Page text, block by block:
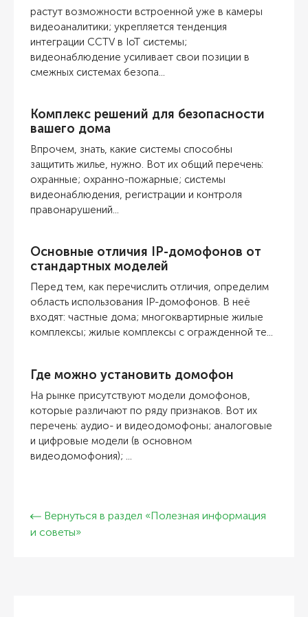
растут возможности встроенной уже в камеры
видеоаналитики; укрепляется тенденция
интеграции CCTV в IoT системы;
видеонаблюдение усиливает свои позиции в
смежных системах безопа...
Комплекс решений для безопасности
вашего дома
Впрочем, знать, какие системы способны
защитить жилье, нужно. Вот их общий перечень:
охранные; охранно-пожарные; системы
видеонаблюдения, регистрации и контроля
правонарушений...
Основные отличия IP-домофонов от
стандартных моделей
Перед тем, как перечислить отличия, определим
область использования IP-домофонов. В неё
входят: частные дома; многоквартирные жилые
комплексы; жилые комплексы с огражденной те...
Где можно установить домофон
На рынке присутствуют модели домофонов,
которые различают по ряду признаков. Вот их
перечень: аудио- и видеодомофоны; аналоговые
и цифровые модели (в основном
видеодомофония); ...
Вернуться в раздел «Полезная информация
и советы»